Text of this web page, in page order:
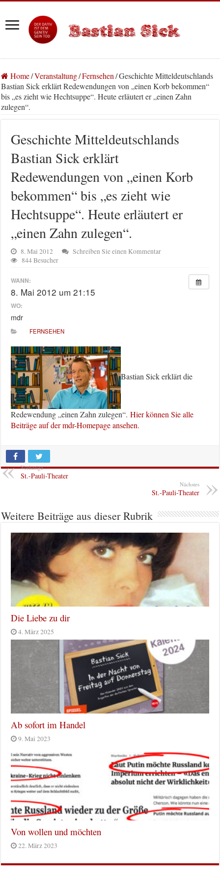
Home/Veranstaltung/Fernsehen/Geschichte Mitteldeutschlands
Bastian Sick erklärt Redewendungen von „einen Korb bekommen“
bis „es zieht wie Hechtsuppe“. Heute erläutert er „einen Zahn
zulegen“.
Geschichte Mitteldeutschlands
Bastian Sick erklärt
Redewendungen von „einen Korb
bekommen“ bis „es zieht wie
Hechtsuppe“. Heute erläutert er
„einen Zahn zulegen“.
8. Mai 2012
Schreiben Sie einen Kommentar
844 Besucher
WANN:
8. Mai 2012 um 21:15
WO:
mdr
FERNSEHEN
Bastian Sick erklärt die
Redewendung „einen Zahn zulegen“.Hier können Sie alle
Beiträge auf der mdr-Homepage ansehen.
Vorherige
St.-Pauli-Theater
Nächstes
St.-Pauli-Theater
Weitere Beiträge aus dieser Rubrik
Die Liebe zu dir
4. März 2025
Ab sofort im Handel
9. Mai 2023
Von wollen und möchten
22. März 2023